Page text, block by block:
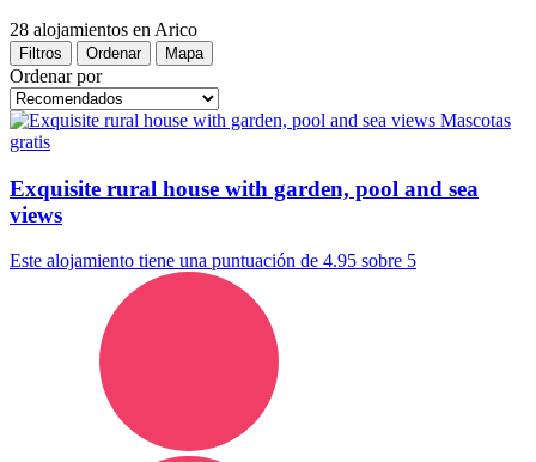
28 alojamientos en Arico
Filtros Ordenar Mapa
Ordenar por
Mascotas
gratis
Exquisite rural house with garden, pool and sea
views
Este alojamiento tiene una puntuación de 4.95 sobre 5